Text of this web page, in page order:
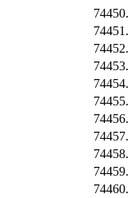
74450.
74451.
74452.
74453.
74454.
74455.
74456.
74457.
74458.
74459.
74460.